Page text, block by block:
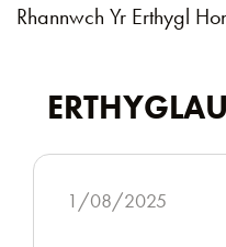
Rhannwch Yr Erthygl
1/08/2025